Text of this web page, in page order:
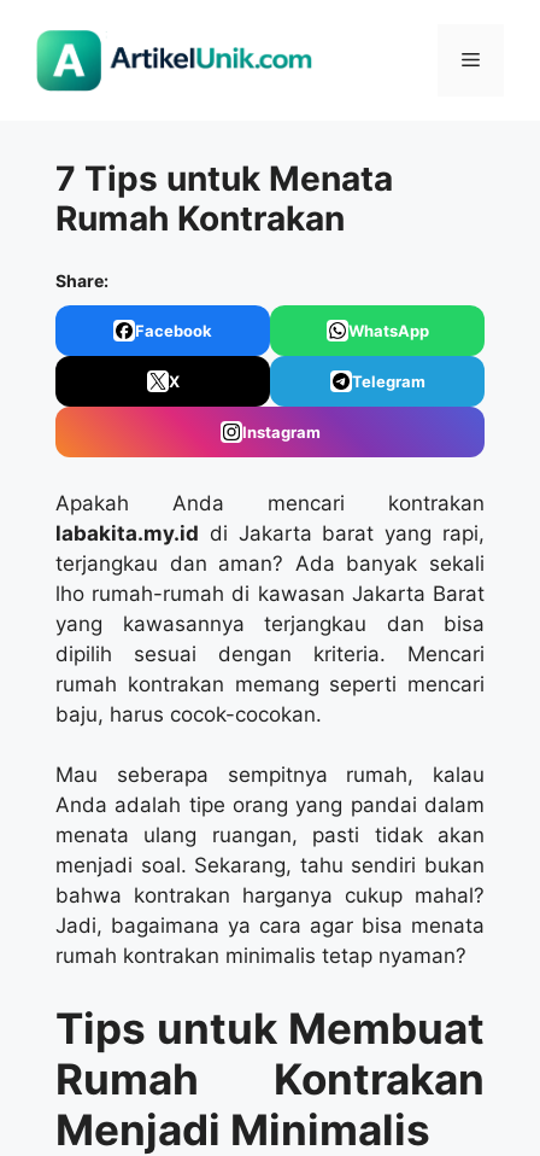
Menu
7 Tips untuk Menata
Rumah Kontrakan
Share:
Facebook WhatsApp
X Telegram
Instagram
Apakah Anda mencari kontrakan
labakita.my.id di Jakarta barat yang rapi,
terjangkau dan aman? Ada banyak sekali
lho rumah-rumah di kawasan Jakarta Barat
yang kawasannya terjangkau dan bisa
dipilih sesuai dengan kriteria. Mencari
rumah kontrakan memang seperti mencari
baju, harus cocok-cocokan.
Mau seberapa sempitnya rumah, kalau
Anda adalah tipe orang yang pandai dalam
menata ulang ruangan, pasti tidak akan
menjadi soal. Sekarang, tahu sendiri bukan
bahwa kontrakan harganya cukup mahal?
Jadi, bagaimana ya cara agar bisa menata
rumah kontrakan minimalis tetap nyaman?
Tips untuk Membuat
Rumah Kontrakan
Menjadi Minimalis